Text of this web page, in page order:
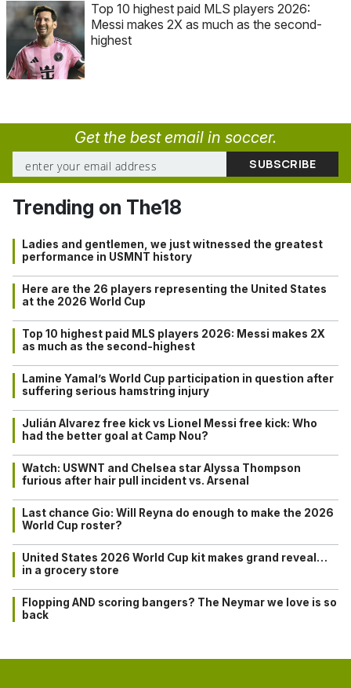
Top 10 highest paid MLS players 2026:
Messi makes 2X as much as the second-
highest
Get the best email in soccer.
Trending on The18
Ladies and gentlemen, we just witnessed the greatest
performance in USMNT history
Here are the 26 players representing the United States
at the 2026 World Cup
Top 10 highest paid MLS players 2026: Messi makes 2X
as much as the second-highest
Lamine Yamal’s World Cup participation in question after
suffering serious hamstring injury
Julián Alvarez free kick vs Lionel Messi free kick: Who
had the better goal at Camp Nou?
Watch: USWNT and Chelsea star Alyssa Thompson
furious after hair pull incident vs. Arsenal
Last chance Gio: Will Reyna do enough to make the 2026
World Cup roster?
United States 2026 World Cup kit makes grand reveal…
in a grocery store
Flopping AND scoring bangers? The Neymar we love is so
back